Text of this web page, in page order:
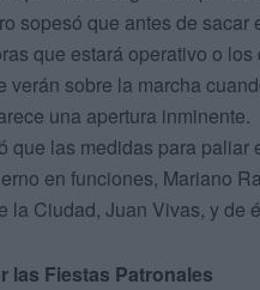
sopesó que antes de sacar
que estará operativo o los
verán sobre la marcha
una apertura inminente.
las medidas para paliar
en funciones, Mariano
la Ciudad, Juan Vivas, y de
las Fiestas Patronales